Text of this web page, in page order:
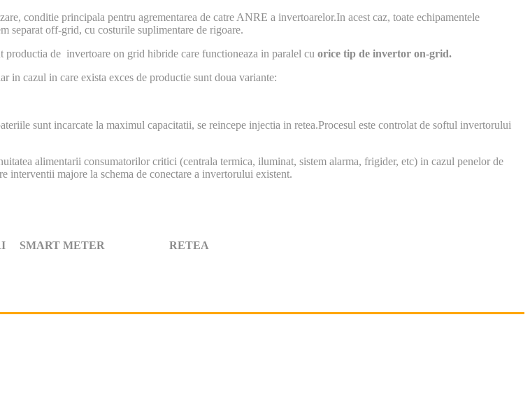
conditie principala pentru agrementarea de catre ANRE a invertoarelor.In acest caz, toate echipamentele
separat off-grid, cu costurile suplimentare de rigoare.
productia de invertoare on grid hibride care functioneaza in paralel cu orice tip de invertor on-grid.
cazul in care exista exces de productie sunt doua variante:
sunt incarcate la maximul capacitatii, se reincepe injectia in retea.Procesul este controlat de softul invertorului
alimentarii consumatorilor critici (centrala termica, iluminat, sistem alarma, frigider, etc) in cazul penelor de
interventii majore la schema de conectare a invertorului existent.
METER RETEA